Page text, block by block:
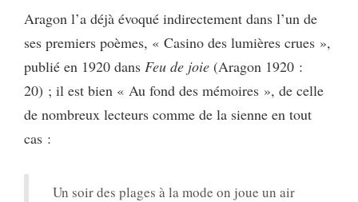
Aragon l’a déjà évoqué indirectement dans l’un de
ses premiers poèmes, « Casino des lumières crues »,
publié en 1920 dans Feu de joie (Aragon 1920 :
20) ; il est bien « Au fond des mémoires », de celle
de nombreux lecteurs comme de la sienne en tout
cas :
Un soir des plages à la mode on joue un air